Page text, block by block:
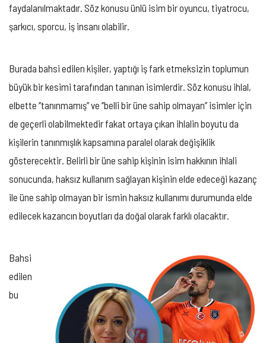
faydalanılmaktadır. Söz konusu ünlü isim bir oyuncu, tiyatrocu,
şarkıcı, sporcu, iş insanı olabilir.
Burada bahsi edilen kişiler, yaptığı iş fark etmeksizin toplumun
büyük bir kesimi tarafından tanınan isimlerdir. Söz konusu ihlal,
elbette ‘’tanınmamış’’ ve ‘’belli bir üne sahip olmayan’’ isimler için
de geçerli olabilmektedir fakat ortaya çıkan ihlalin boyutu da
kişilerin tanınmışlık kapsamına paralel olarak değişiklik
gösterecektir. Belirli bir üne sahip kişinin isim hakkının ihlali
sonucunda, haksız kullanım sağlayan kişinin elde edeceği kazanç
ile üne sahip olmayan bir ismin haksız kullanımı durumunda elde
edilecek kazancın boyutları da doğal olarak farklı olacaktır.
Bahsi
edilen
bu